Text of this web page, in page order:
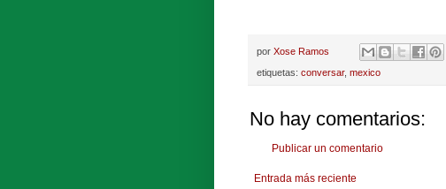
por Xose Ramos
etiquetas: conversar, mexico
No hay comentarios:
Publicar un comentario
Entrada más reciente